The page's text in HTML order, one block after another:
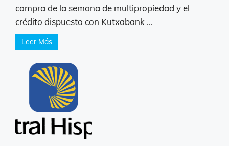
compra de la semana de multipropiedad y el
crédito dispuesto con Kutxabank ...
Leer Más